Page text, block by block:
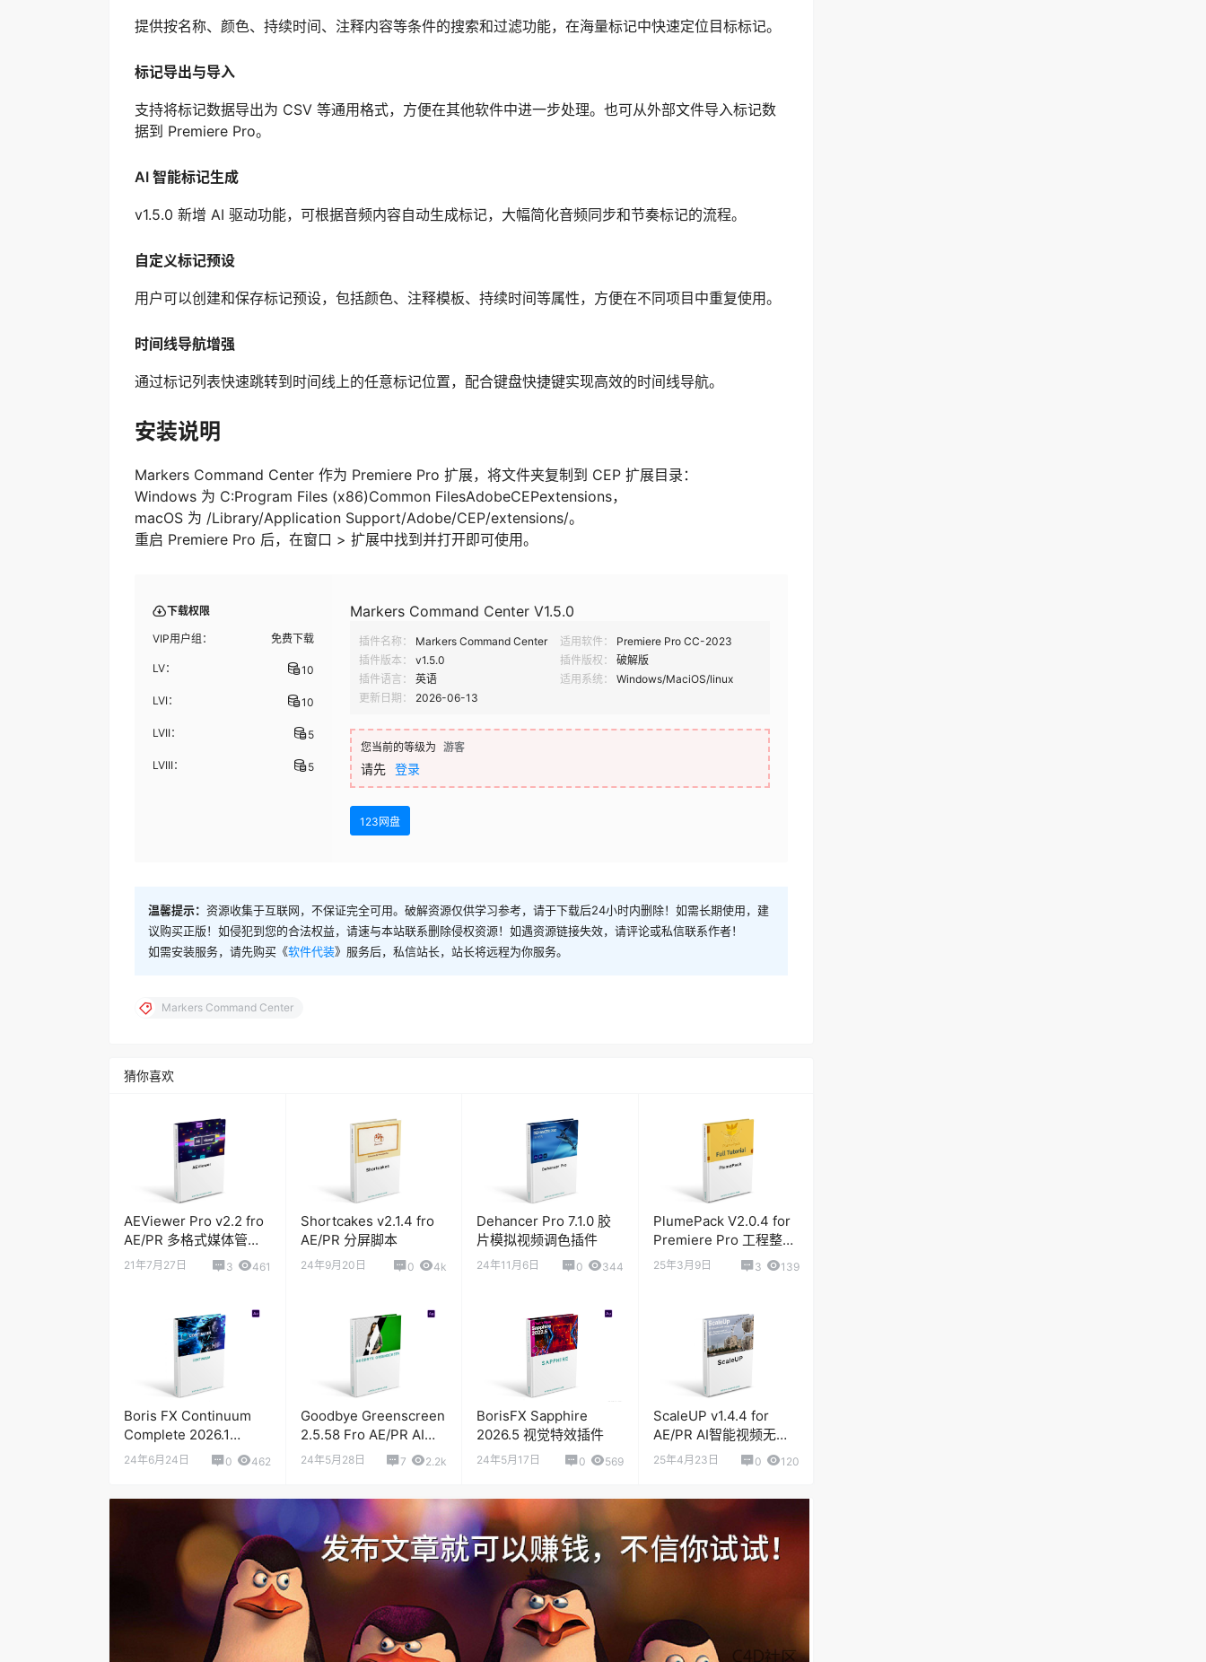
提供按名称、颜色、持续时间、注释内容等条件的搜索和过滤功能，在海量标记中快速定位目标标记。
标记导出与导入
支持将标记数据导出为 CSV 等通用格式，方便在其他软件中进一步处理。也可从外部文件导入标记数
据到 Premiere Pro。
AI 智能标记生成
v1.5.0 新增 AI 驱动功能，可根据音频内容自动生成标记，大幅简化音频同步和节奏标记的流程。
自定义标记预设
用户可以创建和保存标记预设，包括颜色、注释模板、持续时间等属性，方便在不同项目中重复使用。
时间线导航增强
通过标记列表快速跳转到时间线上的任意标记位置，配合键盘快捷键实现高效的时间线导航。
安装说明
Markers Command Center 作为 Premiere Pro 扩展，将文件夹复制到 CEP 扩展目录：
Windows 为 C:Program Files (x86)Common FilesAdobeCEPextensions，
macOS 为 /Library/Application Support/Adobe/CEP/extensions/。
重启 Premiere Pro 后，在窗口 > 扩展中找到并打开即可使用。
下载权限
VIP用户组： 免费下载
LV： 10
LVI： 10
LVII： 5
LVIII： 5
Markers Command Center V1.5.0
插件名称： Markers Command Center 适用软件：
Premiere Pro CC-2023
插件版本：
v1.5.0 插件版权：
破解版
插件语言：
英语 适用系统：
Windows/MaciOS/linux
更新日期：
2026-06-13
您当前的等级为 游客
请先 登录
123网盘
温馨提示： 资源收集于互联网，不保证完全可用。破解资源仅供学习参考，请于下载后24小时内删除！如需长期使用，建
议购买正版！如侵犯到您的合法权益，请速与本站联系删除侵权资源！如遇资源链接失效，请评论或私信联系作者！
如需安装服务，请先购买《软件代装》服务后，私信站长，站长将远程为你服务。
Markers Command Center
猜你喜欢
AEViewer Pro v2.2 fro
AE/PR 多格式媒体管理
预览脚本
21年7月27日 3 461
Shortcakes v2.1.4 fro
AE/PR 分屏脚本
24年9月20日 0 4k
Dehancer Pro 7.1.0 胶
片模拟视频调色插件
24年11月6日 0 344
PlumePack V2.0.4 for
Premiere Pro 工程整理
打包插件
25年3月9日 3 139
Boris FX Continuum
Complete 2026.1
v19.1.0 特效和转场插件
24年6月24日 0 462
Goodbye Greenscreen
2.5.58 Fro AE/PR AI智
能视频抠像插件汉化版
24年5月28日 7 2.2k
BorisFX Sapphire
2026.5 视觉特效插件
24年5月17日 0 569
ScaleUP v1.4.4 for
AE/PR AI智能视频无损
放大插件
25年4月23日 0 120